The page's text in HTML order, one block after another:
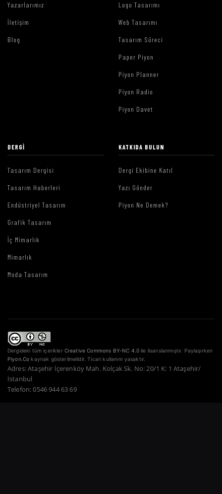
Yazarlarımız
İletişim
Blog
Logo Tasarımı
Web Tasarımı
Tasarım Süreci
Paper Piyon
Piyon Planner
Piyon Radio
Piyon Davet
DERGI
Tasarım Dergisi
Tasarım Haberleri
Endüstriyel Tasarım
Grafik Tasarım
İç Mimarlık
Mimarlık
Moda Tasarım
KATKIDA BULUN
Dergi Ekibine Katıl
Yazı Gönder
Piyon Ne Demek?
Dergideki tüm içerikler Creative Commons BY-NC 4.0 ile lisanslanmıştır. Paylaşırken
Piyon.Co kaynak gösterilmelidir. Ticari kullanım yasaktır.
Adres: Ataşehir İçerenköy Mah. Kolçak Sk. No: 20/1 K: 1 Ataşehir/
İstanbul
Telefon: 0546 944 63 69